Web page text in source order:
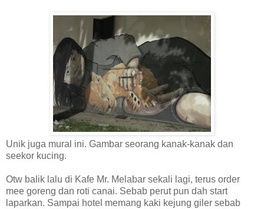
Unik juga mural ini. Gambar seorang kanak-kanak dan
seekor kucing.
Otw balik lalu di Kafe Mr. Melabar sekali lagi, terus order
mee goreng dan roti canai. Sebab perut pun dah start
laparkan. Sampai hotel memang kaki kejung giler sebab